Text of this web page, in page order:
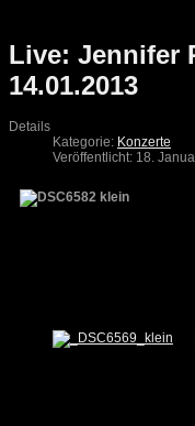
Live: Jennifer
14.01.2013
Details
Kategorie: Konzerte
Veröffentlicht: 18.